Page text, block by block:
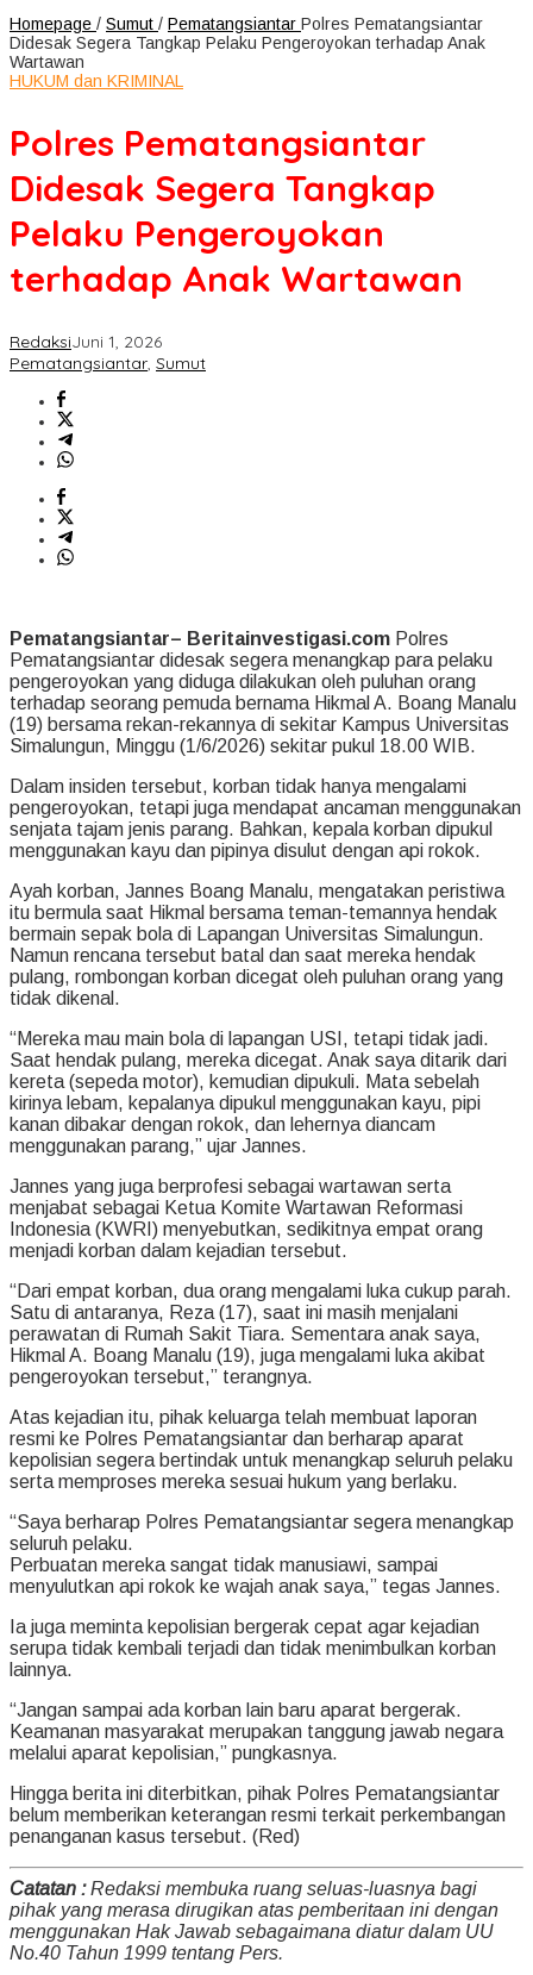
Homepage / Sumut / Pematangsiantar Polres Pematangsiantar
Didesak Segera Tangkap Pelaku Pengeroyokan terhadap Anak
Wartawan
HUKUM dan KRIMINAL
Polres Pematangsiantar
Didesak Segera Tangkap
Pelaku Pengeroyokan
terhadap Anak Wartawan
RedaksiJuni 1, 2026
Pematangsiantar, Sumut
Pematangsiantar– Beritainvestigasi.com Polres
Pematangsiantar didesak segera menangkap para pelaku
pengeroyokan yang diduga dilakukan oleh puluhan orang
terhadap seorang pemuda bernama Hikmal A. Boang Manalu
(19) bersama rekan-rekannya di sekitar Kampus Universitas
Simalungun, Minggu (1/6/2026) sekitar pukul 18.00 WIB.
Dalam insiden tersebut, korban tidak hanya mengalami
pengeroyokan, tetapi juga mendapat ancaman menggunakan
senjata tajam jenis parang. Bahkan, kepala korban dipukul
menggunakan kayu dan pipinya disulut dengan api rokok.
Ayah korban, Jannes Boang Manalu, mengatakan peristiwa
itu bermula saat Hikmal bersama teman-temannya hendak
bermain sepak bola di Lapangan Universitas Simalungun.
Namun rencana tersebut batal dan saat mereka hendak
pulang, rombongan korban dicegat oleh puluhan orang yang
tidak dikenal.
“Mereka mau main bola di lapangan USI, tetapi tidak jadi.
Saat hendak pulang, mereka dicegat. Anak saya ditarik dari
kereta (sepeda motor), kemudian dipukuli. Mata sebelah
kirinya lebam, kepalanya dipukul menggunakan kayu, pipi
kanan dibakar dengan rokok, dan lehernya diancam
menggunakan parang,” ujar Jannes.
Jannes yang juga berprofesi sebagai wartawan serta
menjabat sebagai Ketua Komite Wartawan Reformasi
Indonesia (KWRI) menyebutkan, sedikitnya empat orang
menjadi korban dalam kejadian tersebut.
“Dari empat korban, dua orang mengalami luka cukup parah.
Satu di antaranya, Reza (17), saat ini masih menjalani
perawatan di Rumah Sakit Tiara. Sementara anak saya,
Hikmal A. Boang Manalu (19), juga mengalami luka akibat
pengeroyokan tersebut,” terangnya.
Atas kejadian itu, pihak keluarga telah membuat laporan
resmi ke Polres Pematangsiantar dan berharap aparat
kepolisian segera bertindak untuk menangkap seluruh pelaku
serta memproses mereka sesuai hukum yang berlaku.
“Saya berharap Polres Pematangsiantar segera menangkap
seluruh pelaku.
Perbuatan mereka sangat tidak manusiawi, sampai
menyulutkan api rokok ke wajah anak saya,” tegas Jannes.
Ia juga meminta kepolisian bergerak cepat agar kejadian
serupa tidak kembali terjadi dan tidak menimbulkan korban
lainnya.
“Jangan sampai ada korban lain baru aparat bergerak.
Keamanan masyarakat merupakan tanggung jawab negara
melalui aparat kepolisian,” pungkasnya.
Hingga berita ini diterbitkan, pihak Polres Pematangsiantar
belum memberikan keterangan resmi terkait perkembangan
penanganan kasus tersebut. (Red)
Catatan :Redaksi membuka ruang seluas-luasnya bagi
pihak yang merasa dirugikan atas pemberitaan ini dengan
menggunakan Hak Jawab sebagaimana diatur dalam UU
No.40 Tahun 1999 tentang Pers.